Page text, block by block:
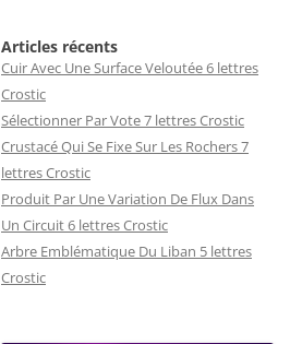
Articles récents
Cuir Avec Une Surface Veloutée 6 lettres
Crostic
Sélectionner Par Vote 7 lettres Crostic
Crustacé Qui Se Fixe Sur Les Rochers 7
lettres Crostic
Produit Par Une Variation De Flux Dans
Un Circuit 6 lettres Crostic
Arbre Emblématique Du Liban 5 lettres
Crostic